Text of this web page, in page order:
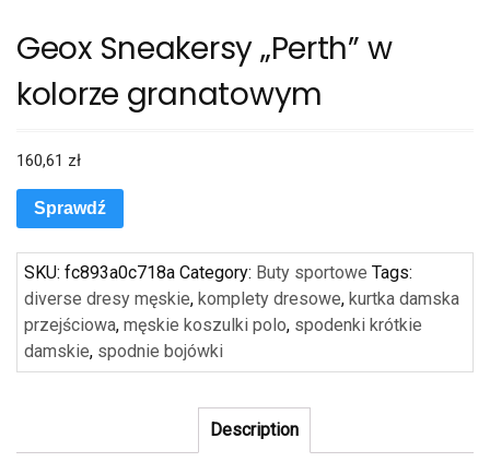
Geox Sneakersy „Perth” w
kolorze granatowym
160,61 zł
Sprawdź
SKU: fc893a0c718a Category: Buty sportowe Tags:
diverse dresy męskie, komplety dresowe, kurtka damska
przejściowa, męskie koszulki polo, spodenki krótkie
damskie, spodnie bojówki
Description